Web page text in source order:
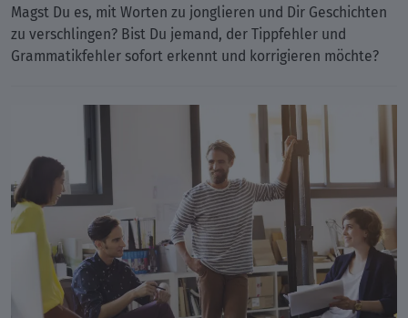
Magst Du es, mit Worten zu jonglieren und Dir Geschichten
zu verschlingen? Bist Du jemand, der Tippfehler und
Grammatikfehler sofort erkennt und korrigieren möchte?